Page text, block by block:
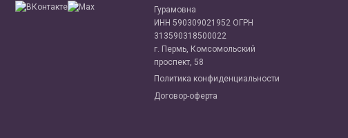
Гурамовна
ИНН 590309021952 ОГРН
313590318500022
г. Пермь, Комсомольский
проспект, 58
Политика конфиденциальности
Договор-оферта